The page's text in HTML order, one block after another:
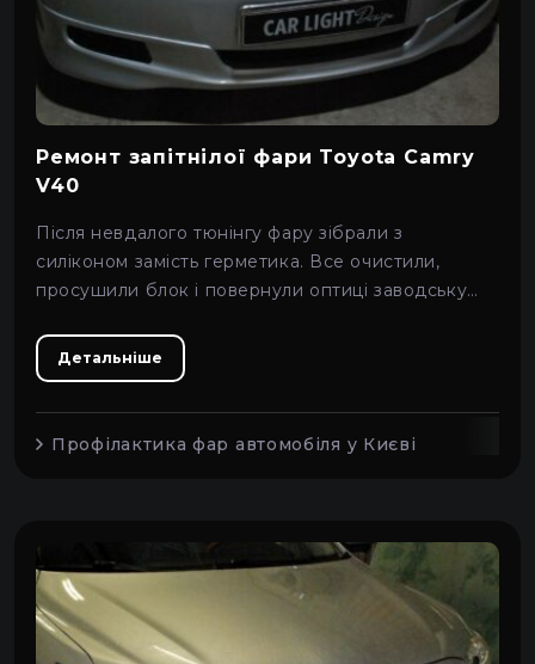
Ремонт запітнілої фари Toyota Camry
V40
Після невдалого тюнінгу фару зібрали з
силіконом замість герметика. Все очистили,
просушили блок і повернули оптиці заводську
Детальніше
Профілактика фар автомобіля у Києві